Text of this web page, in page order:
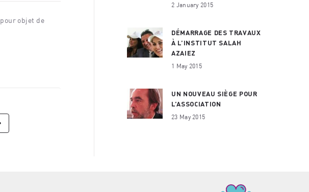
objet de
2 January 2015
DÉMARRAGE DES TRAVAUX
À L’INSTITUT SALAH
AZAIEZ
1 May 2015
UN NOUVEAU SIÈGE POUR
L’ASSOCIATION
23 May 2015